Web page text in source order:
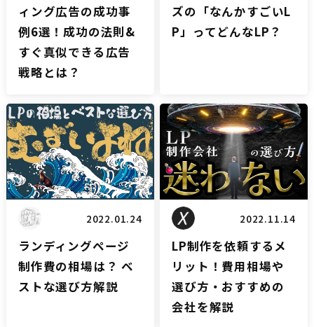
ィング広告の成功事
例6選！成功の法則&
すぐ真似できる広告
戦略とは？
ズの「なんかすごいL
P」ってどんなLP？
LPブログ
2022.01.24
ランディングページ
制作費の相場は？ ベ
ストな選び方解説
LPブログ
2022.11.14
LP制作を依頼するメ
リット！費用相場や
選び方・おすすめの
会社を解説